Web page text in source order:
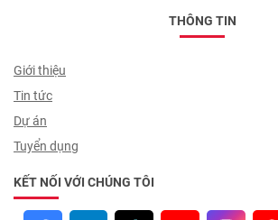
THÔNG TIN
Giới thiệu
Tin tức
Dự án
Tuyển dụng
KẾT NỐI VỚI CHÚNG TÔI